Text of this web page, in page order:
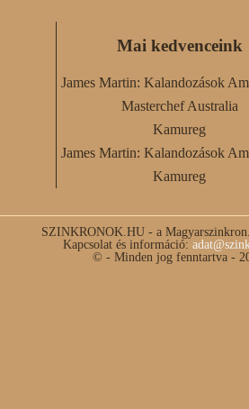
Mai kedvenceink
James Martin: Kalandozások
Masterchef Australia
Kamureg
James Martin: Kalandozások
Kamureg
SZINKRONOK.HU - a
Kapcsolat és információ:
© - Minden jog fenntartva -